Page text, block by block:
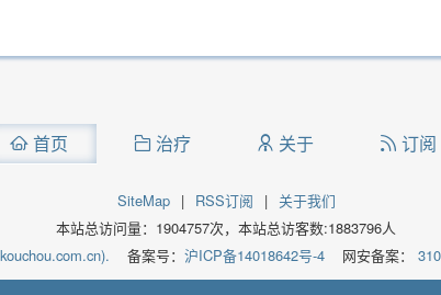
首页 治疗 关于 订阅
SiteMap | RSS订阅 |
关于我们
本站总访问量： 1904757次，本站总访客数:1883796人
备案号： 沪ICP备14018642号-4 网安备案：